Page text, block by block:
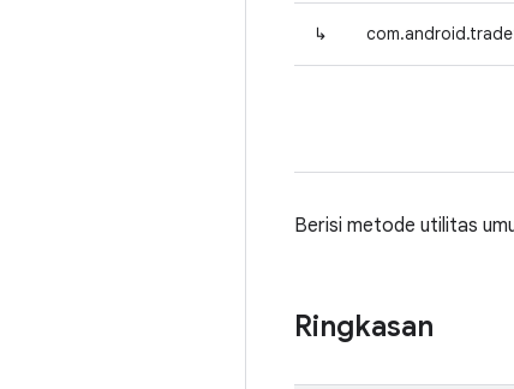
↳
Berisi metode utilitas
Ringkasan